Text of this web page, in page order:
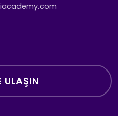
ULAŞIN